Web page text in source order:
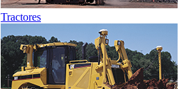
Tractores